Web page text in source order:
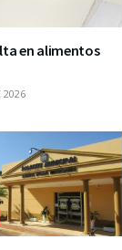
en alimentos
2026